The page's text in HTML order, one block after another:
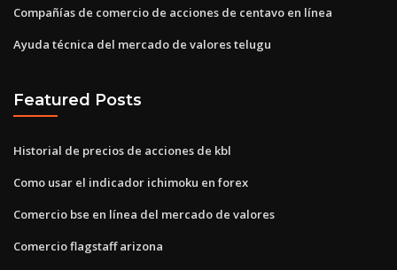
Compañías de comercio de acciones de centavo en línea
Ayuda técnica del mercado de valores telugu
Featured Posts
Historial de precios de acciones de kbl
Como usar el indicador ichimoku en forex
Comercio bse en línea del mercado de valores
Comercio flagstaff arizona